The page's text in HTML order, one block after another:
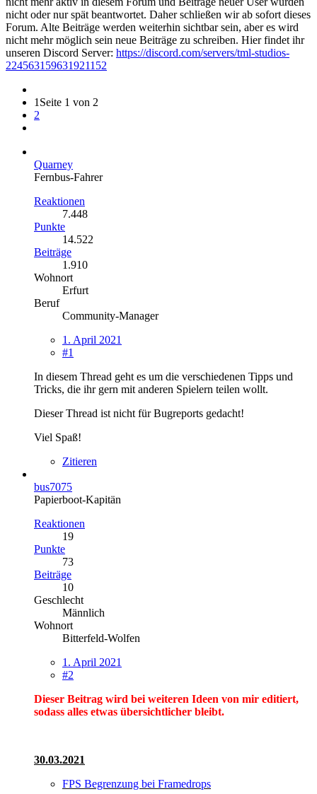
nicht oder nur spät beantwortet. Daher schließen wir ab sofort dieses
Forum. Alte Beiträge werden weiterhin sichtbar sein, aber es wird
nicht mehr möglich sein neue Beiträge zu schreiben. Hier findet ihr
unseren Discord Server: https://discord.com/servers/tml-studios-
224563159631921152
1 Seite 1 von 2
2
Quarney
Fernbus-Fahrer
Reaktionen
7.448
Punkte
14.522
Beiträge
1.910
Wohnort
Erfurt
Beruf
Community-Manager
1. April 2021
#1
In diesem Thread geht es um die verschiedenen Tipps und
Tricks, die ihr gern mit anderen Spielern teilen wollt.
Dieser Thread ist nicht für Bugreports gedacht!
Viel Spaß!
Zitieren
bus7075
Papierboot-Kapitän
Reaktionen
19
Punkte
73
Beiträge
10
Geschlecht
Männlich
Wohnort
Bitterfeld-Wolfen
1. April 2021
#2
Dieser Beitrag wird bei weiteren Ideen von mir editiert,
sodass alles etwas übersichtlicher bleibt.
30.03.2021
FPS Begrenzung bei Framedrops